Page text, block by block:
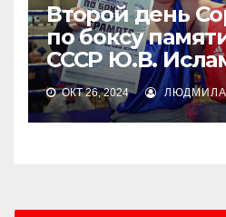
Второй день
по боксу
СССР Ю.В.
ОКТ 26, 2024 ЛЮДМИЛА